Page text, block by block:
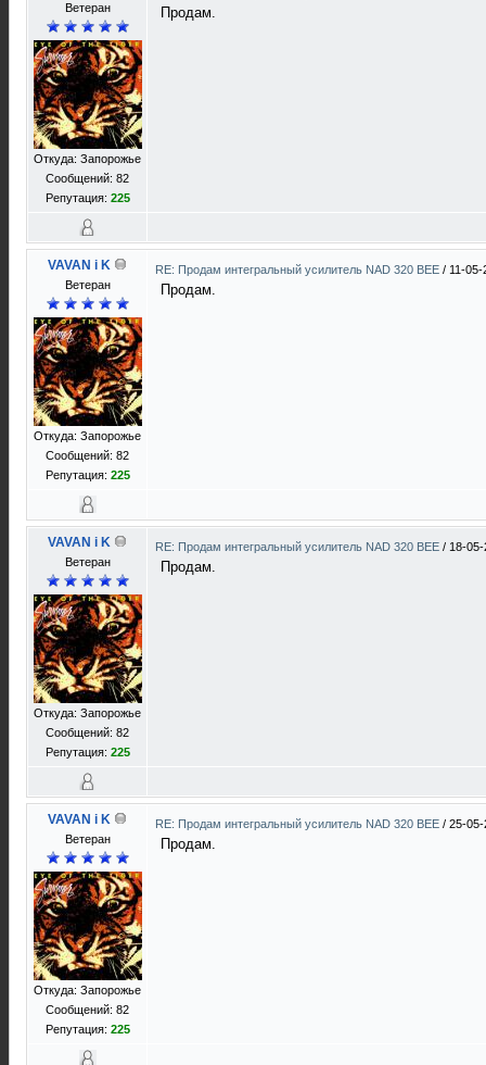
Ветеран
Откуда: Запорожье
Сообщений: 82
Репутация: 225
Продам.
VAVAN i K
Ветеран
Откуда: Запорожье
Сообщений: 82
Репутация: 225
RE: Продам интегральный усилитель NAD 320 BEE / 11-05-
Продам.
VAVAN i K
Ветеран
Откуда: Запорожье
Сообщений: 82
Репутация: 225
RE: Продам интегральный усилитель NAD 320 BEE / 18-
Продам.
VAVAN i K
Ветеран
Откуда: Запорожье
Сообщений: 82
Репутация: 225
RE: Продам интегральный усилитель NAD 320 BEE / 25-05-
Продам.